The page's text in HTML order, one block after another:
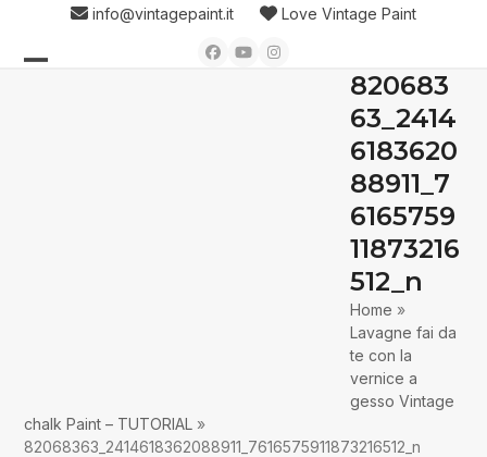
content
info@vintagepaint.it Love Vintage Paint
Facebook
YouTubeInstagram
820683
63_2414
6183620
88911_7
6165759
11873216
512_n
Home »
Lavagne fai da
te con la
vernice a
gesso Vintage
chalk Paint – TUTORIAL »
82068363_2414618362088911_7616575911873216512_n